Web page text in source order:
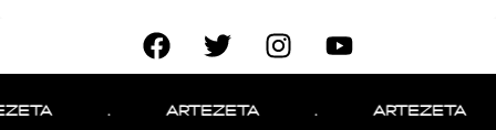
ARTEZETA ARTEZETA